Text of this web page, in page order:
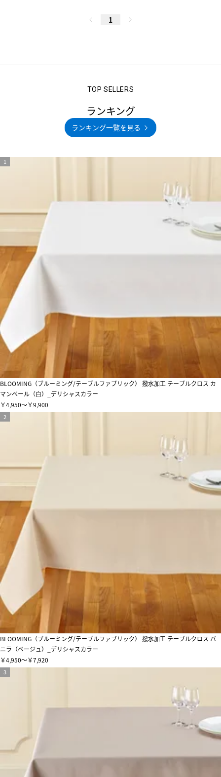
1
ランキング
ランキング一覧を見る
BLOOMING（ブルーミング/テーブルファブリック） 撥水加工 テーブルクロス カ
マンベール（白）_デリシャスカラー
￥4,950～￥9,900
BLOOMING（ブルーミング/テーブルファブリック） 撥水加工 テーブルクロス バ
ニラ（ベージュ）_デリシャスカラー
￥4,950～￥7,920